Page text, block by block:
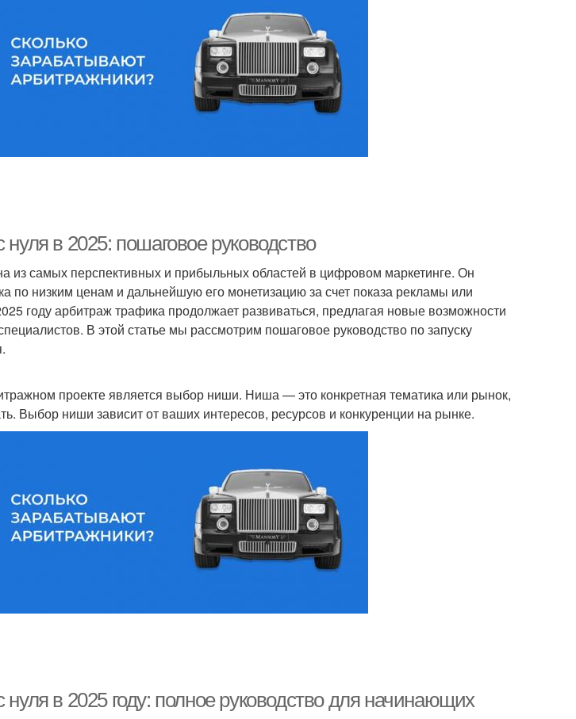
в 2025: пошаговое руководство
из самых перспективных и прибыльных областей в цифровом маркетинге. Он
по низким ценам и дальнейшую его монетизацию за счет показа рекламы или
году арбитраж трафика продолжает развиваться, предлагая новые возможности
В этой статье мы рассмотрим пошаговое руководство по запуску
проекте является выбор ниши. Ниша — это конкретная тематика или рынок,
Выбор ниши зависит от ваших интересов, ресурсов и конкуренции на рынке.
в 2025 году: полное руководство для начинающих